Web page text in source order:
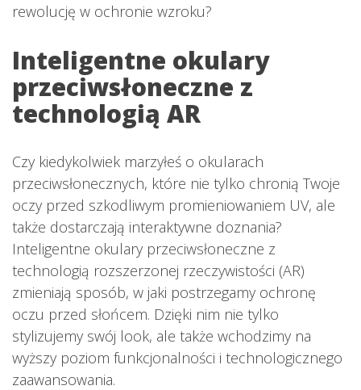
rewolucję w ochronie wzroku?
Inteligentne okulary
przeciwsłoneczne z
technologią AR
Czy kiedykolwiek marzyłeś o okularach
przeciwsłonecznych, które nie tylko chronią Twoje
oczy przed szkodliwym promieniowaniem UV, ale
także dostarczają interaktywne doznania?
Inteligentne okulary przeciwsłoneczne z
technologią rozszerzonej rzeczywistości (AR)
zmieniają sposób, w jaki postrzegamy ochronę
oczu przed słońcem. Dzięki nim nie tylko
stylizujemy swój look, ale także wchodzimy na
wyższy poziom funkcjonalności i technologicznego
zaawansowania.